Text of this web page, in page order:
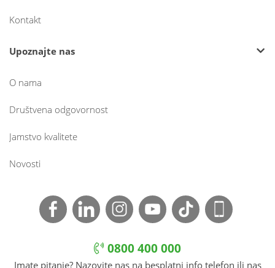
Kontakt
Upoznajte nas
O nama
Društvena odgovornost
Jamstvo kvalitete
Novosti
0800 400 000
Imate pitanje? Nazovite nas na besplatni info telefon ili nas